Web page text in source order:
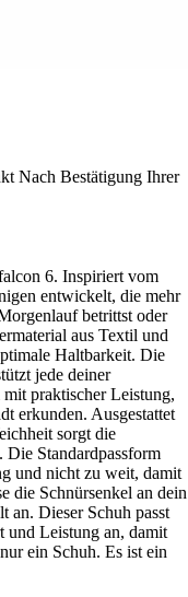
Nach Bestätigung Ihrer
6. Inspiriert vom
entwickelt, die mehr
betrittst oder
aus Textil und
Haltbarkeit. Die
jede deiner
praktischer Leistung,
erkunden. Ausgestattet
sorgt die
Standardpassform
und nicht zu weit, damit
die Schnürsenkel an dein
an. Dieser Schuh passt
und Leistung an, damit
ein Schuh. Es ist ein